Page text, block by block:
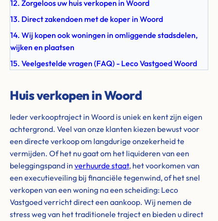
12. Zorgeloos uw huis verkopen in Woord
13. Direct zakendoen met de koper in Woord
14. Wij kopen ook woningen in omliggende stadsdelen,
wijken en plaatsen
15. Veelgestelde vragen (FAQ) - Leco Vastgoed Woord
Huis verkopen in Woord
Ieder verkooptraject in Woord is uniek en kent zijn eigen
achtergrond. Veel van onze klanten kiezen bewust voor
een directe verkoop om langdurige onzekerheid te
vermijden. Of het nu gaat om het liquideren van een
beleggingspand in verhuurde staat, het voorkomen van
een executieveiling bij financiële tegenwind, of het snel
verkopen van een woning na een scheiding: Leco
Vastgoed verricht direct een aankoop. Wij nemen de
stress weg van het traditionele traject en bieden u direct